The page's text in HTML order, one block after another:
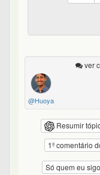
ver
@Huoya
Resumir
1º comentário
Só quem eu sigo